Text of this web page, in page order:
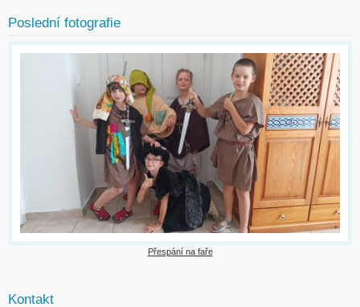
Poslední fotografie
Přespání na faře
Kontakt